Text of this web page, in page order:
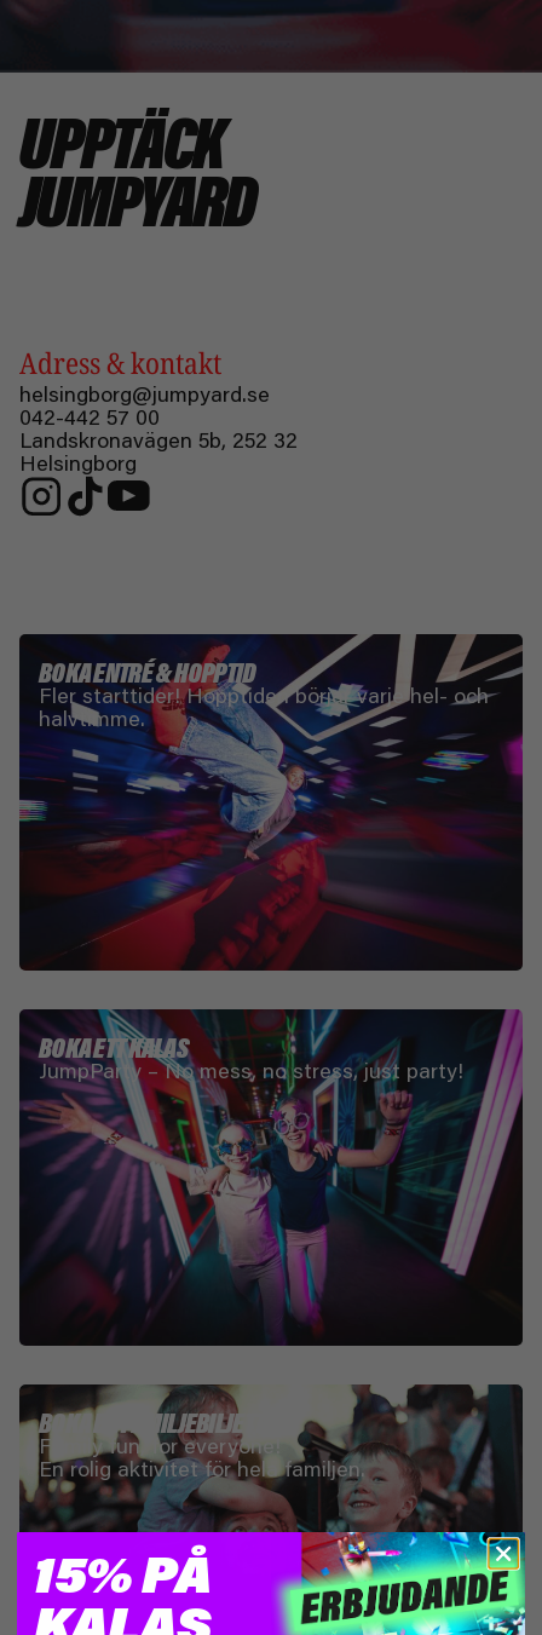
UPPTÄCK
JUMPYARD
Adress & kontakt
helsingborg@jumpyard.se
042-442 57 00
Landskronavägen 5b, 252 32
Helsingborg
BOKA ENTRÉ & HOPPTID
Fler starttider! Hopptiden börjar varje hel- och
halvtimme.
BOKA ETT KALAS
JumpParty – No mess, no stress, just party!
BOKA EN FAMILJEBILJETT
Family fun, for everyone!
En rolig aktivitet för hela familjen.
15% PÅ